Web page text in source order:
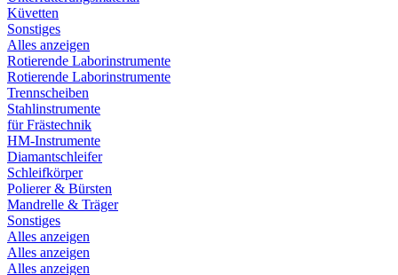
Küvetten
Sonstiges
Alles anzeigen
Rotierende Laborinstrumente
Rotierende Laborinstrumente
Trennscheiben
Stahlinstrumente
für Frästechnik
HM-Instrumente
Diamantschleifer
Schleifkörper
Polierer & Bürsten
Mandrelle & Träger
Sonstiges
Alles anzeigen
Alles anzeigen
Alles anzeigen